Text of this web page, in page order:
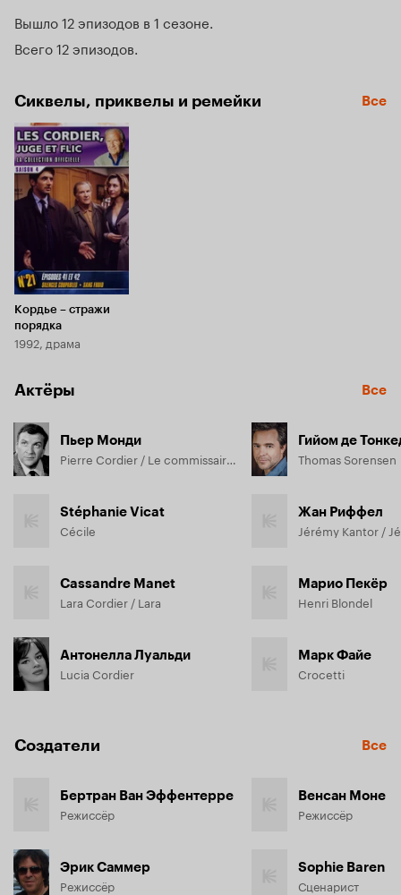
Вышло 12 эпизодов в 1 сезоне
Всего 12 эпизодов
Сиквелы, приквелы и ремейки Все
Кордье – стражи
порядка
1992, драма
Актёры Все
Пьер Монди
Pierre Cordier / Le commissaire Pierre Cordier
Stéphanie Vicat
Cécile
Cassandre Manet
Lara Cordier / Lara
Антонелла Луальди
Lucia Cordier
Гийом де
Thomas Sorensen
Жан Риффел
Марио Пекёр
Henri Blondel
Марк Файе
Crocetti
Создатели Все
Бертран Ван Эффентерре
Режиссёр
Эрик Саммер
Режиссёр
Венсан Моне
Режиссёр
Sophie Baren
Сценарист